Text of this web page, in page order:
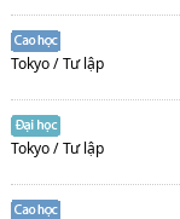
Tokyo / Tư lập
Tokyo / Tư lập